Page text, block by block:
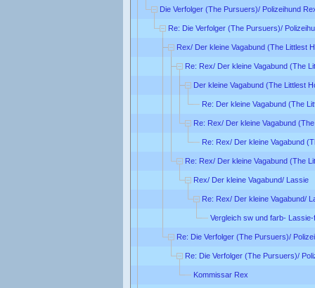
Die Verfolger (The Pursuers)/ Polizeihund
Re: Die Verfolger (The Pursuers)/
Rex/ Der kleine Vagabund (The Littlest
Re: Rex/ Der kleine Vagabund (The
Der kleine Vagabund (The Littlest
Re: Der kleine Vagabund (The
Re: Rex/ Der kleine Vagabund
Re: Rex/ Der kleine Vagabund
Re: Rex/ Der kleine Vagabund (The
Rex/ Der kleine Vagabund/ Lassie
Re: Rex/ Der kleine Vagabund/
Vergleich sw und farb- Lassie-
Re: Die Verfolger (The Pursuers)/
Re: Die Verfolger (The Pursuers)/
Kommissar Rex